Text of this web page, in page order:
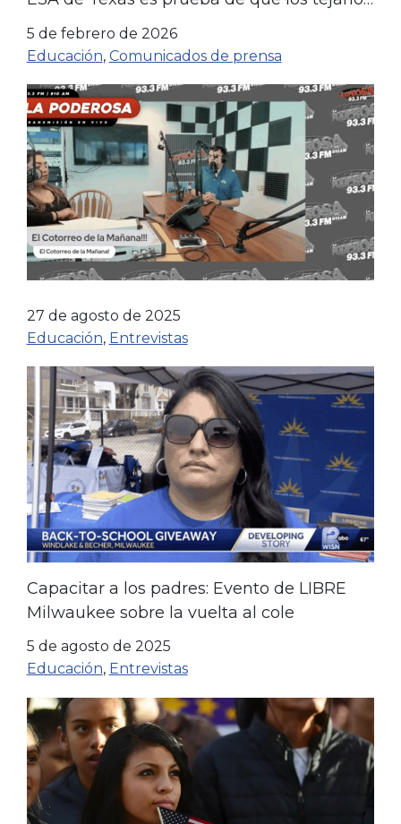
apoyan la libertad educativa.
5 de febrero de 2026
Educación, Comunicados de prensa
27 de agosto de 2025
Educación, Entrevistas
Capacitar a los padres: Evento de LIBRE
Milwaukee sobre la vuelta al cole
5 de agosto de 2025
Educación, Entrevistas